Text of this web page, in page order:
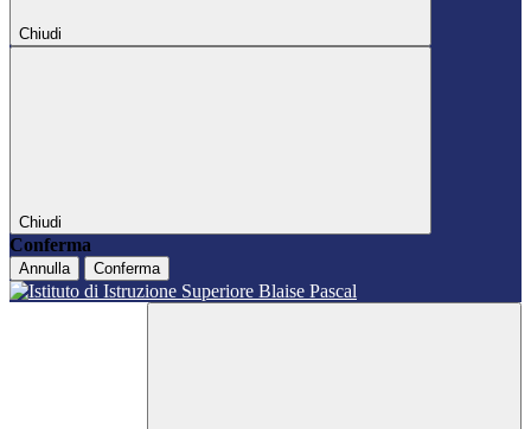
Chiudi
Chiudi
Conferma
Annulla Conferma